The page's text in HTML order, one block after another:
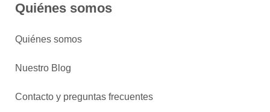
Quiénes somos
Quiénes somos
Nuestro Blog
Contacto y preguntas frecuentes